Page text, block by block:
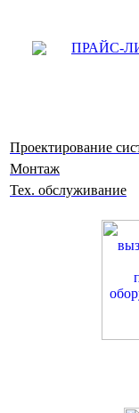
ПРАЙС-
Проектирование
Монтаж
Тех. обслуживание